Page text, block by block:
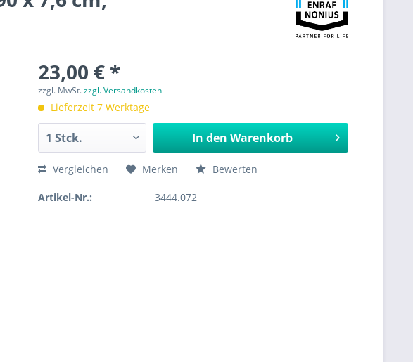
23,00 € *
zzgl. MwSt.zzgl. Versandkosten
Lieferzeit 7 Werktage
In den Warenkorb
Vergleichen Merken Bewerten
Artikel-Nr.: 3444.072